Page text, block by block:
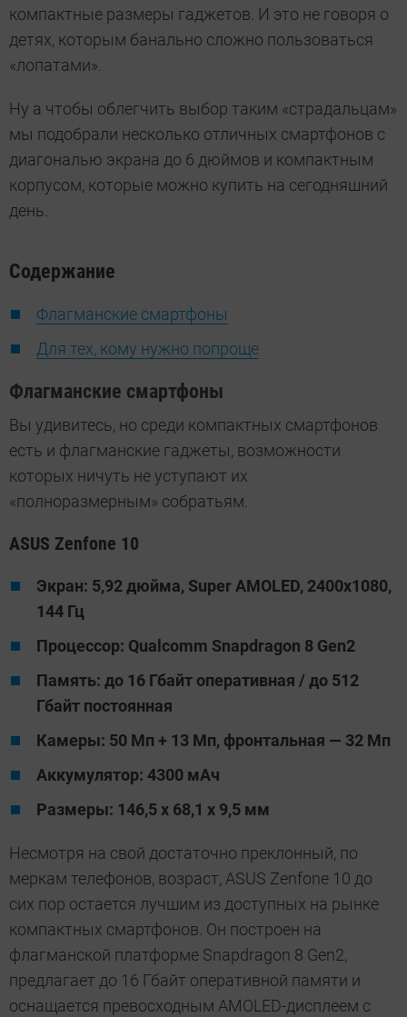
компактные размеры гаджетов. И это не говоря о
детях, которым банально сложно пользоваться
«лопатами».
Ну а чтобы облегчить выбор таким «страдальцам»
мы подобрали несколько отличных смартфонов с
диагональю экрана до 6 дюймов и компактным
корпусом, которые можно купить на сегодняшний
день.
Содержание
Флагманские смартфоны
Для тех, кому нужно попроще
Флагманские смартфоны
Вы удивитесь, но среди компактных смартфонов
есть и флагманские гаджеты, возможности
которых ничуть не уступают их
«полноразмерным» собратьям.
ASUS Zenfone 10
Экран: 5,92 дюйма, Super AMOLED, 2400х1080,
144 Гц
Процессор: Qualcomm Snapdragon 8 Gen2
Память: до 16 Гбайт оперативная / до 512
Гбайт постоянная
Камеры: 50 Мп + 13 Мп, фронтальная — 32 Мп
Аккумулятор: 4300 мАч
Размеры: 146,5 х 68,1 x 9,5 мм
Несмотря на свой достаточно преклонный, по
меркам телефонов, возраст, ASUS Zenfone 10 до
сих пор остается лучшим из доступных на рынке
компактных смартфонов. Он построен на
флагманской платформе Snapdragon 8 Gen2,
предлагает до 16 Гбайт оперативной памяти и
оснащается превосходным AMOLED-дисплеем с